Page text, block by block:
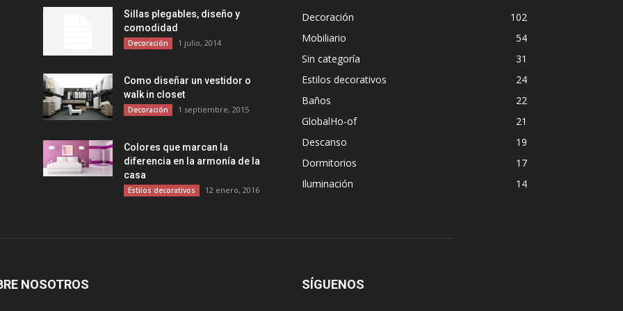
Sillas plegables, diseño y
comodidad
Decoración 1 julio, 2014
Como diseñar un vestidor o
walk in closet
Decoración 1 septiembre, 2015
Colores que marcan la
diferencia en la armonía de la
casa
Estilos decorativos 12 enero, 2016
Decoración
102
Mobiliario
54
Sin categoría
31
Estilos decorativos
24
Baños
22
GlobalHo-of
21
Descanso
19
Dormitorios
17
Iluminación
14
NOSOTROS SÍGUENOS